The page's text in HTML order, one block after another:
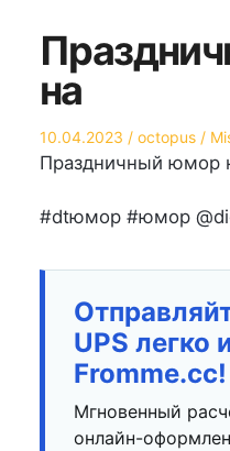
на
Опубликовано
на
10.04.2023 Автор
octopus
в
Праздничный юмор
#dtюмор #юмор
UPS легко
Fromme.cc!
Мгновенный
онлайн-